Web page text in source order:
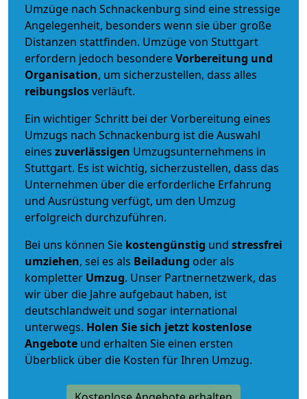
Umzüge nach Schnackenburg sind eine stressige
Angelegenheit, besonders wenn sie über große
Distanzen stattfinden. Umzüge von Stuttgart
erfordern jedoch besondereVorbereitung und
Organisation, um sicherzustellen, dass alles
reibungslosverläuft.
Ein wichtiger Schritt bei der Vorbereitung eines
Umzugs nach Schnackenburg ist die Auswahl
eines zuverlässigen Umzugsunternehmens in
Stuttgart. Es ist wichtig, sicherzustellen, dass das
Unternehmen über die erforderliche Erfahrung
und Ausrüstung verfügt, um den Umzug
erfolgreich durchzuführen.
Bei uns können Sie kostengünstig und stressfrei
umziehen, sei es als Beiladung oder als
kompletter Umzug. Unser Partnernetzwerk, das
wir über die Jahre aufgebaut haben, ist
deutschlandweit und sogar international
unterwegs. Holen Sie sich jetzt kostenlose
Angebote und erhalten Sie einen ersten
Überblick über die Kosten für Ihren Umzug.